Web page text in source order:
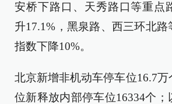
安桥下路口、天秀路口等重点
升17.1%，黑泉路、西三环北
指数下降10%。
北京新增非机动车停车位16.7
位新释放内部停车位16334个；